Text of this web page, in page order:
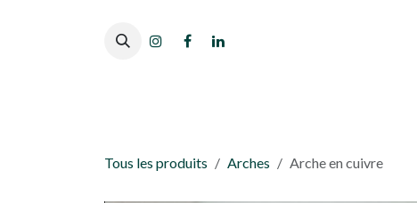
Tous les produits Arches Arche en cuivre